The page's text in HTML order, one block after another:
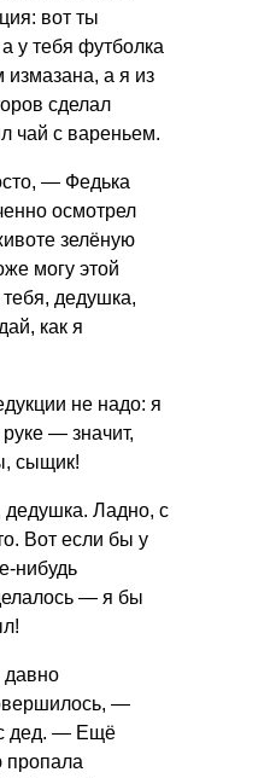
вот ты
у тебя футболка
а я из
сделал
чай с вареньем.
— Федька
осмотрел
зелёную
могу этой
тебя, дедушка,
как я
не надо: я
— значит,
сыщик!
дедушка. Ладно, с
Вот если бы у
нибудь
— я бы
—
дед. — Ещё
пропала